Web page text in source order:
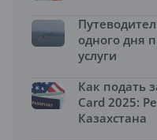
одного дня
услуги
Как подать
Card 2025:
Казахстана